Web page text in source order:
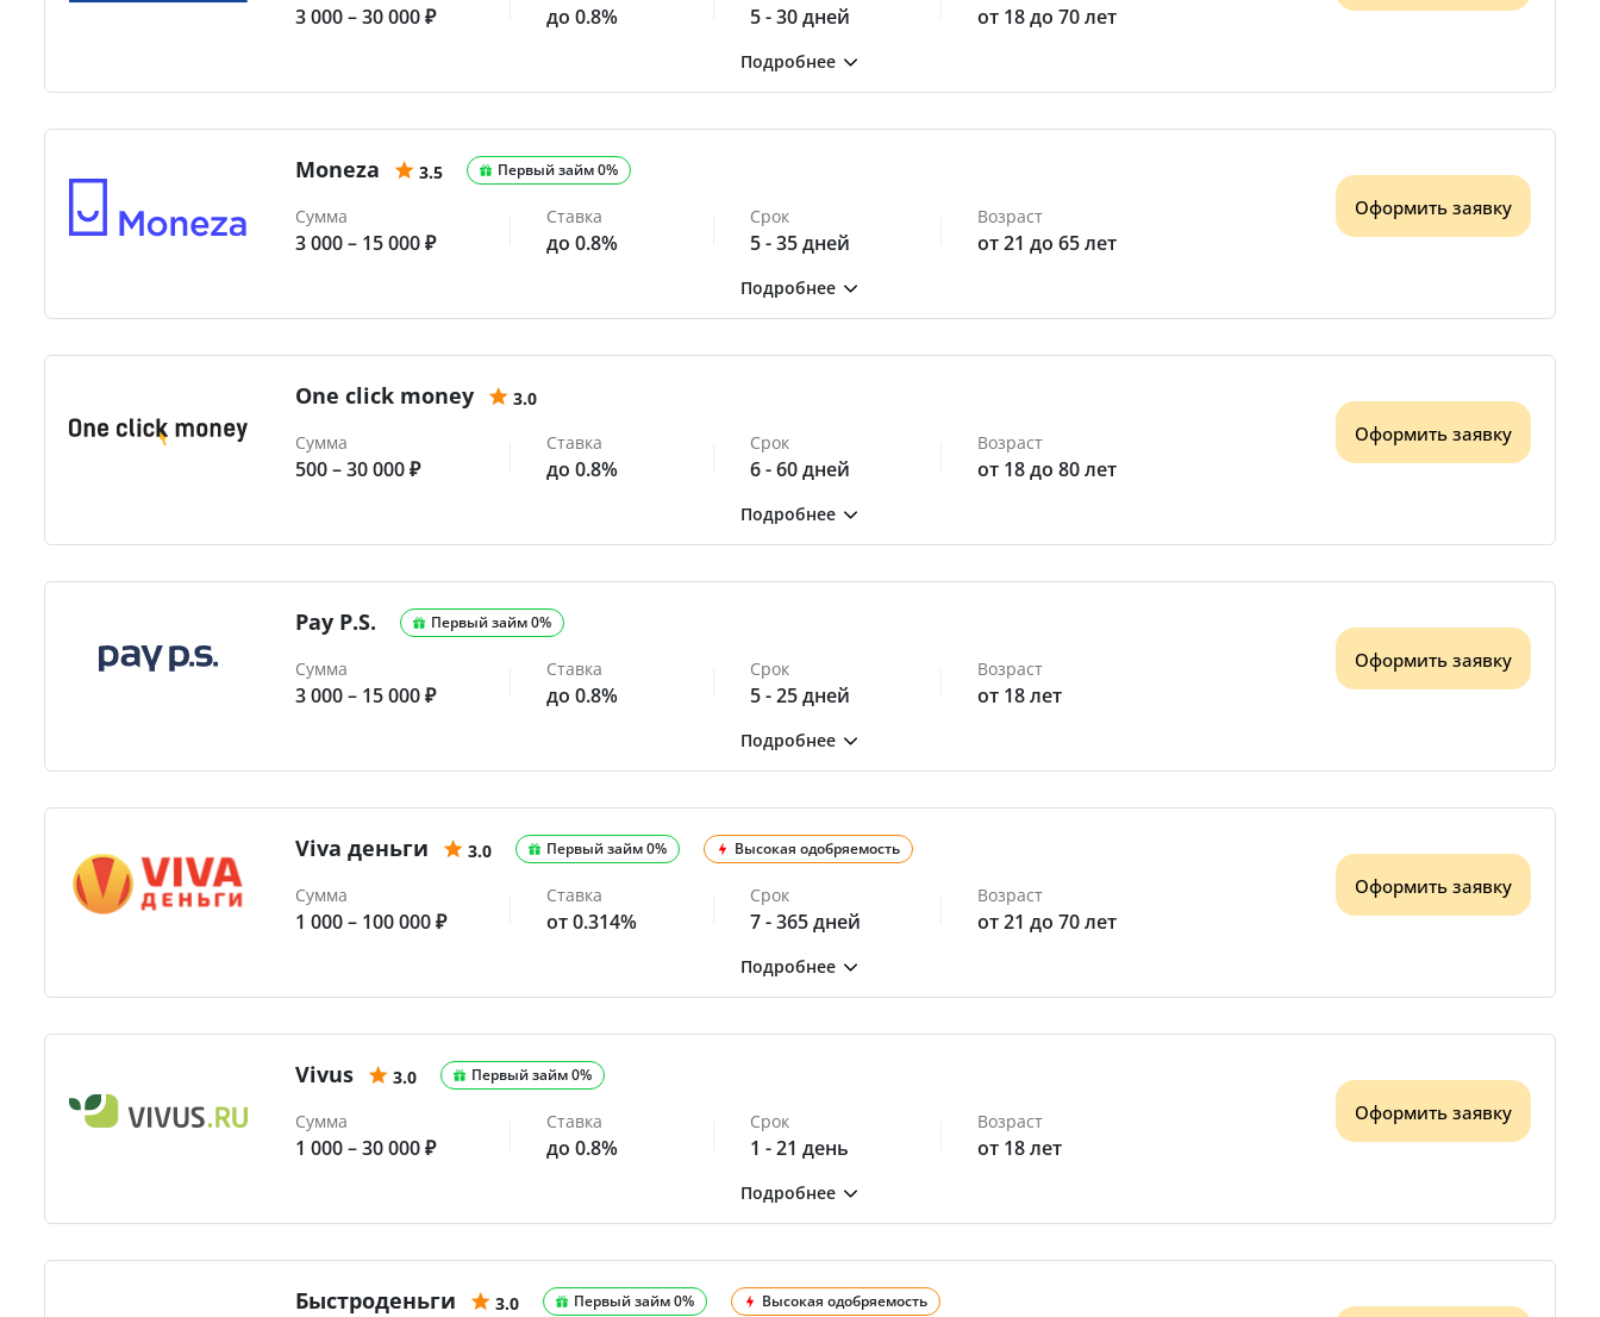
3 000 – 30 000 ₽ до 0.8% 5 - 30 дней от 18 до 70 лет
Moneza 3.5 Первый займ 0%
Сумма
3 000 – 15 000 ₽
Ставка
до 0.8%
Срок
5 - 35 дней
Возраст
от 21 до 65 лет
Оформить заявку
One click money
3.0
Сумма
500 – 30 000 ₽
Ставка
до 0.8%
Срок
6 - 60 дней
Возраст
от 18 до 80 лет
Оформить заявку
Pay P.S. Первый займ 0%
Сумма
3 000 – 15 000 ₽
Ставка
до 0.8%
Срок
5 - 25 дней
Возраст
от 18 лет
Оформить заявку
Viva деньги 3.0 Первый займ 0% Высокая одобряемость
Сумма
1 000 – 100 000 ₽
Ставка
от 0.314%
Срок
7 - 365 дней
Возраст
от 21 до 70 лет
Оформить заявку
Vivus 3.0 Первый займ 0%
Сумма
1 000 – 30 000 ₽
Ставка
до 0.8%
Срок
1 - 21 день
Возраст
от 18 лет
Оформить заявку
Быстроденьги 3.0 Первый займ 0% Высокая одобряемость